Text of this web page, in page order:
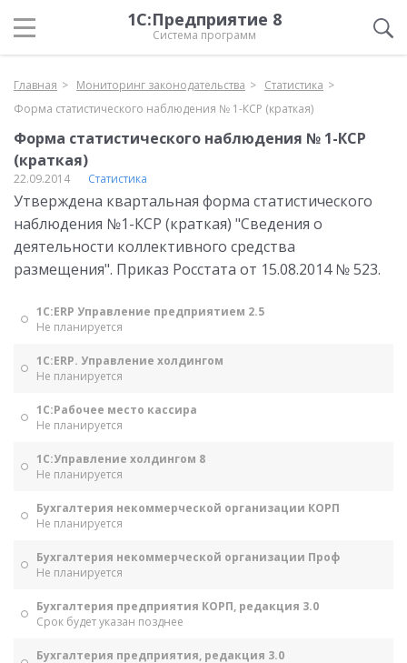
1С:Предприятие 8
Система программ
Главная Мониторинг законодательства
Статистика
Форма статистического наблюдения № 1-КСР (краткая)
Форма статистического наблюдения № 1-КСР
(краткая)
22.09.2014 Статистика
Утверждена квартальная форма статистического
наблюдения №1-КСР (краткая) "Сведения о
деятельности коллективного средства
размещения". Приказ Росстата от 15.08.2014 № 523.
1С:ERP Управление предприятием 2.5
Не планируется
1С:ERP. Управление холдингом
Не планируется
1С:Рабочее место кассира
Не планируется
1С:Управление холдингом 8
Не планируется
Бухгалтерия некоммерческой организации КОРП
Не планируется
Бухгалтерия некоммерческой организации Проф
Не планируется
Бухгалтерия предприятия КОРП, редакция 3.0
Срок будет указан позднее
Бухгалтерия предприятия, редакция 3.0